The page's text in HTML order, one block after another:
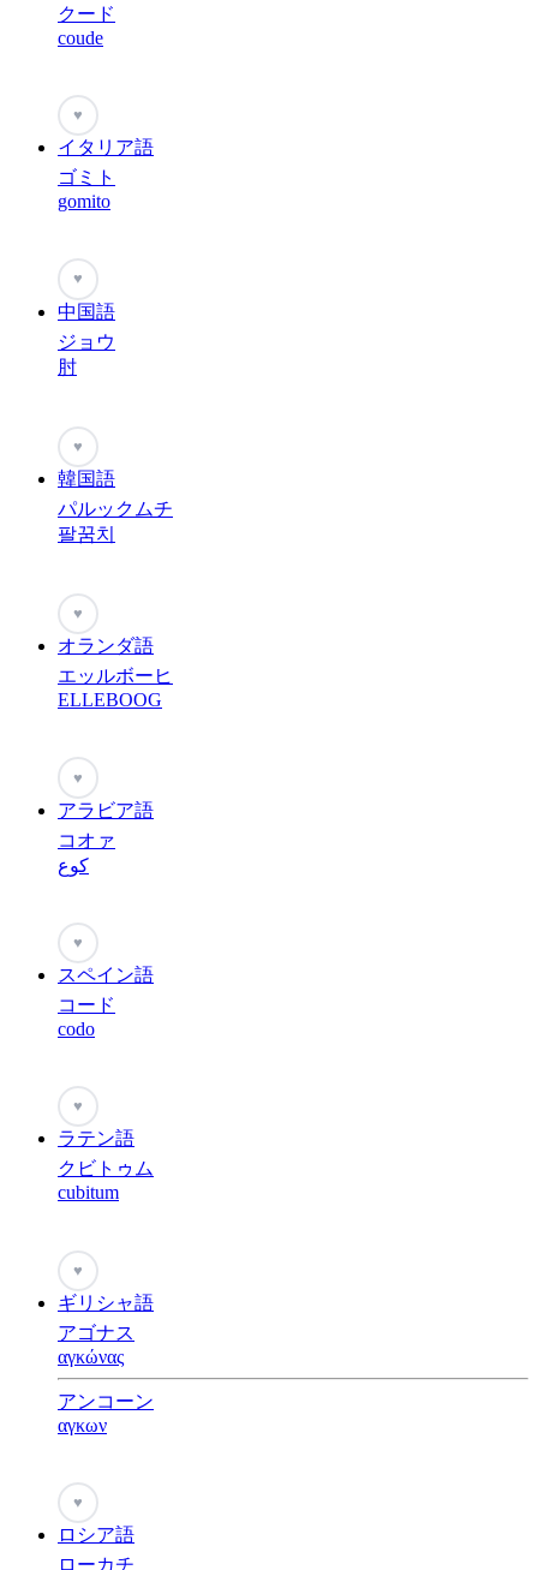
クード
coude
♥
イタリア語
ゴミト
gomito
♥
中国語
ジョウ
肘
♥
韓国語
パルックムチ
팔꿈치
♥
オランダ語
エッルボーヒ
ELLEBOOG
♥
アラビア語
コオァ
كوع
♥
スペイン語
コード
codo
♥
ラテン語
クビトゥム
cubitum
♥
ギリシャ語
アゴナス
αγκώνας
アンコーン
αγκων
♥
ロシア語
ローカチ